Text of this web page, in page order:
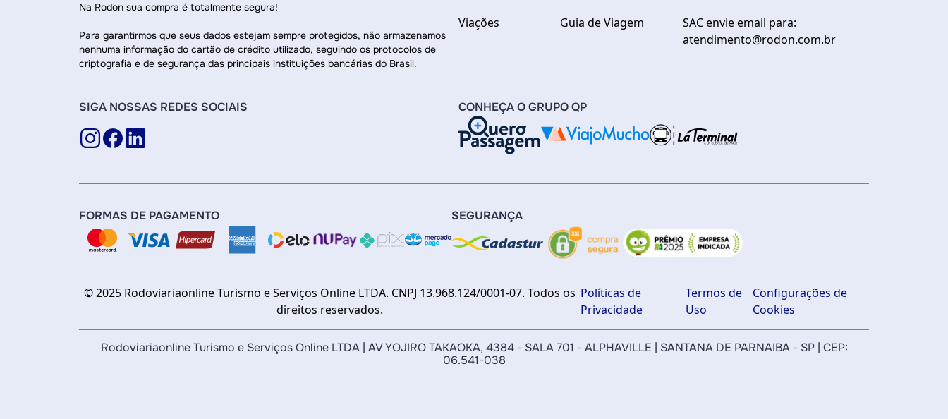
Na Rodon sua compra é totalmente segura!
Para garantirmos que seus dados estejam sempre protegidos, não armazenamos
nenhuma informação do cartão de crédito utilizado, seguindo os protocolos de
criptografia e de segurança das principais instituições bancárias do Brasil.
Viações Guia de Viagem
SAC envie email para:
atendimento@rodon.com.br
CONHEÇA O GRUPO QP
SIGA NOSSAS REDES SOCIAIS
FORMAS DE PAGAMENTO SEGURANÇA
© 2025 Rodoviariaonline Turismo e Serviços Online LTDA. CNPJ 13.968.124/0001-07. Todos os
direitos reservados.
Políticas de
Privacidade
Termos de
Uso
Configurações de
Cookies
Rodoviariaonline Turismo e Serviços Online LTDA | AV YOJIRO TAKAOKA, 4384 - SALA 701 - ALPHAVILLE | SANTANA DE PARNAIBA - SP | CEP:
06.541-038